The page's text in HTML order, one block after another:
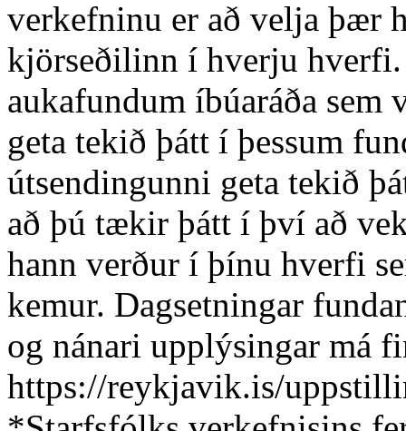
verkefninu er að velja þær
kjörseðilinn í hverju
aukafundum íbúaráða
geta tekið þátt í þessum
útsendingunni geta tekið
að þú tækir þátt í því að
hann verður í þínu hverfi
kemur. Dagsetningar
og nánari upplýsingar má
https://reykjavik.is/